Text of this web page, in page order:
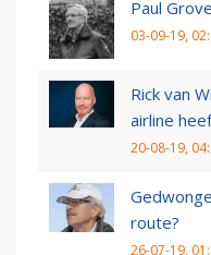
Paul
03-09-19,
Rick van
airline
20-08-19,
route?
26-07-19,